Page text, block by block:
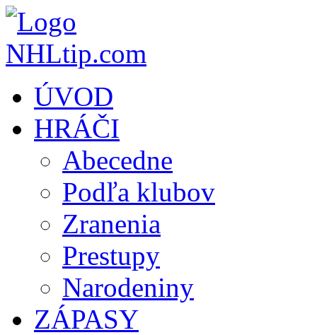
ÚVOD
HRÁČI
Abecedne
Podľa klubov
Zranenia
Prestupy
Narodeniny
ZÁPASY